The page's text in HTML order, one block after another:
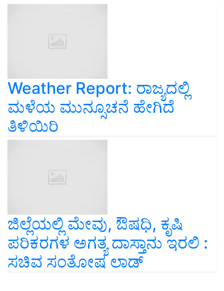
Weather Report: ರಾಜ್ಯದಲ್ಲಿ
ಮಳೆಯ ಮುನ್ಸೂಚನೆ ಹೇಗಿದೆ
ತಿಳಿಯಿರಿ
ಜಿಲ್ಲೆಯಲ್ಲಿ ಮೇವು, ಔಷಧಿ, ಕೃಷಿ
ಪರಿಕರಗಳ ಅಗತ್ಯ ದಾಸ್ತಾನು ಇರಲಿ :
ಸಚಿವ ಸಂತೋಷ ಲಾಡ್‌